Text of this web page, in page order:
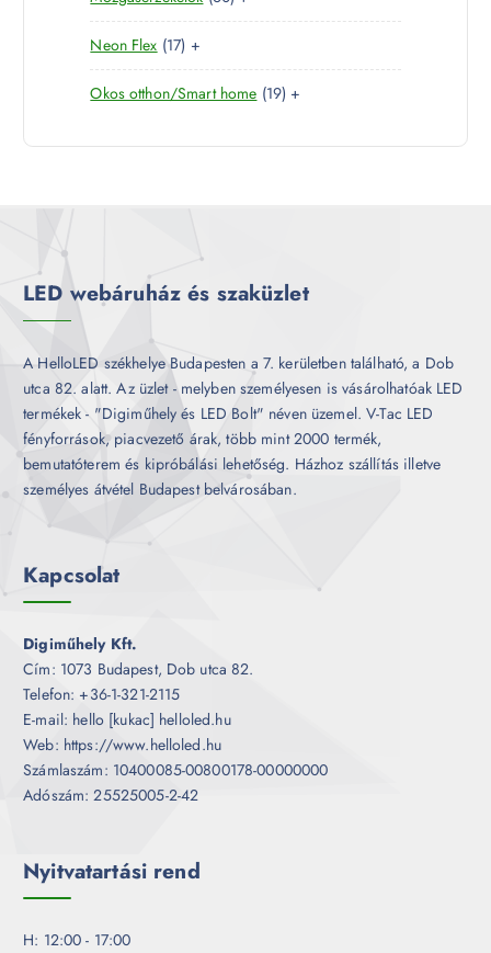
k
m
k
e
m
0
e
r
é
Neon Flex 171
7
t
r
+
Okos otthon/Smart home 191
t
+
LED webáruház és szaküzlet
A HelloLED székhelye Budapesten a 7. kerületben található, a Dob
utca 82. alatt. Az üzlet - melyben személyesen is vásárolhatóak LED
termékek - "Digiműhely és LED Bolt" néven üzemel. V-Tac LED
fényforrások, piacvezető árak, több mint 2000 termék,
bemutatóterem és kipróbálási lehetőség. Házhoz szállítás illetve
személyes átvétel Budapest belvárosában.
Kapcsolat
Digiműhely Kft.
Cím: 1073 Budapest, Dob utca 82.
Telefon: +36-1-321-2115
E-mail: hello [kukac] helloled.hu
Web: https://www.helloled.hu
Számlaszám: 10400085-00800178-00000000
Adószám: 25525005-2-42
Nyitvatartási rend
H: 12:00 - 17:00